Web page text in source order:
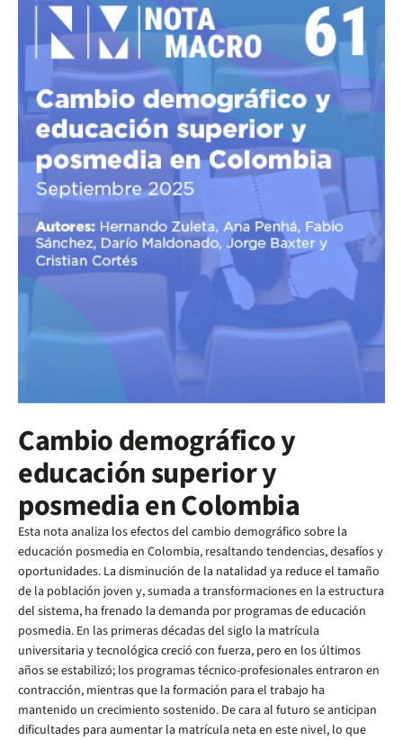
Cambio demográfico y
educación superior y
posmedia en Colombia
Esta nota analiza los efectos del cambio demográfico sobre la
educación posmedia en Colombia, resaltando tendencias, desafíos y
oportunidades. La disminución de la natalidad ya reduce el tamaño
de la población joven y, sumada a transformaciones en la estructura
del sistema, ha frenado la demanda por programas de educación
posmedia. En las primeras décadas del siglo la matrícula
universitaria y tecnológica creció con fuerza, pero en los últimos
años se estabilizó; los programas técnico-profesionales entraron en
contracción, mientras que la formación para el trabajo ha
mantenido un crecimiento sostenido. De cara al futuro se anticipan
dificultades para aumentar la matrícula neta en este nivel, lo que